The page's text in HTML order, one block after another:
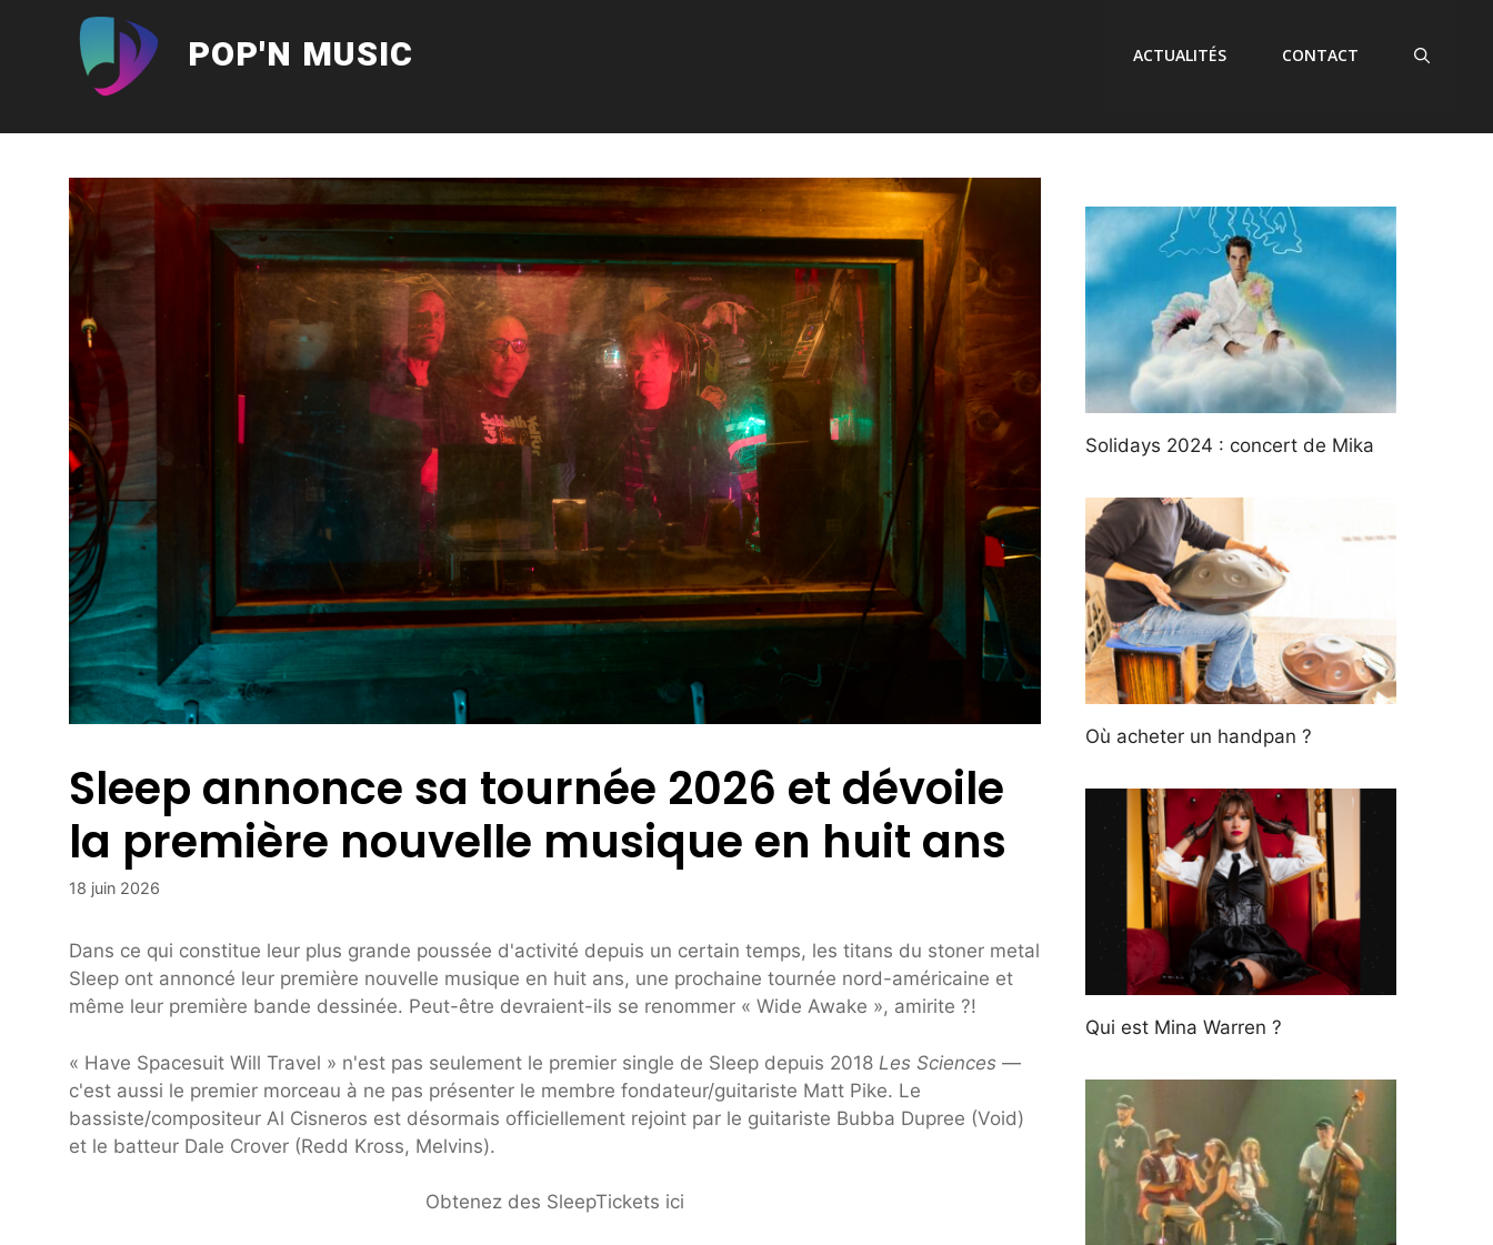
POP'N MUSIC ACTUALITÉS CONTACT
Sleep annonce sa tournée 2026 et dévoile
la première nouvelle musique en huit ans
18 juin 2026
Dans ce qui constitue leur plus grande poussée d'activité depuis un certain temps, les titans du stoner metal
Sleep ont annoncé leur première nouvelle musique en huit ans, une prochaine tournée nord-américaine et
même leur première bande dessinée. Peut-être devraient-ils se renommer « Wide Awake », amirite ?!
« Have Spacesuit Will Travel » n'est pas seulement le premier single de Sleep depuis 2018 Les Sciences —
c'est aussi le premier morceau à ne pas présenter le membre fondateur/guitariste Matt Pike. Le
bassiste/compositeur Al Cisneros est désormais officiellement rejoint par le guitariste Bubba Dupree (Void)
et le batteur Dale Crover (Redd Kross, Melvins).
Obtenez des SleepTickets ici
Solidays 2024 : concert de Mika
Où acheter un handpan ?
Qui est Mina Warren ?